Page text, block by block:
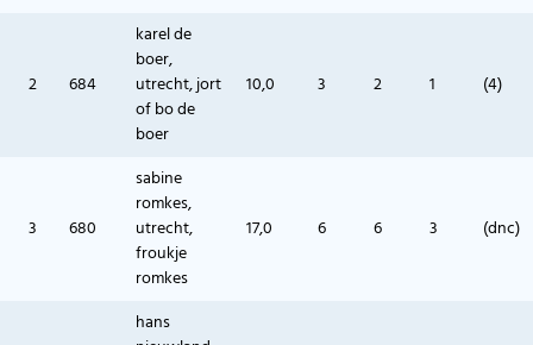
2 684
karel de
boer,
utrecht, jort
of bo de
boer
10,0 3 2 1 (4)
3 680
sabine
romkes,
utrecht,
froukje
romkes
17,0 6 6 3 (dnc)
hans